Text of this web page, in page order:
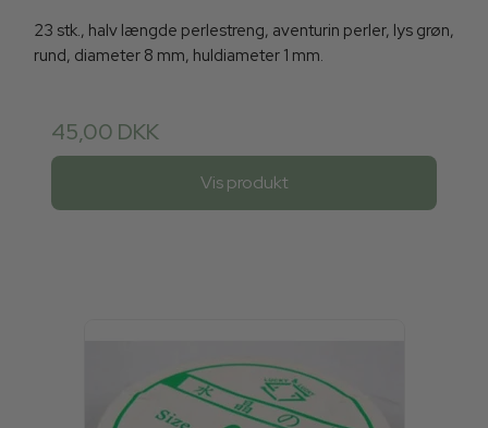
23 stk., halv længde perlestreng, aventurin perler, lys grøn,
rund, diameter 8 mm, huldiameter 1 mm.
45,00 DKK
Vis produkt